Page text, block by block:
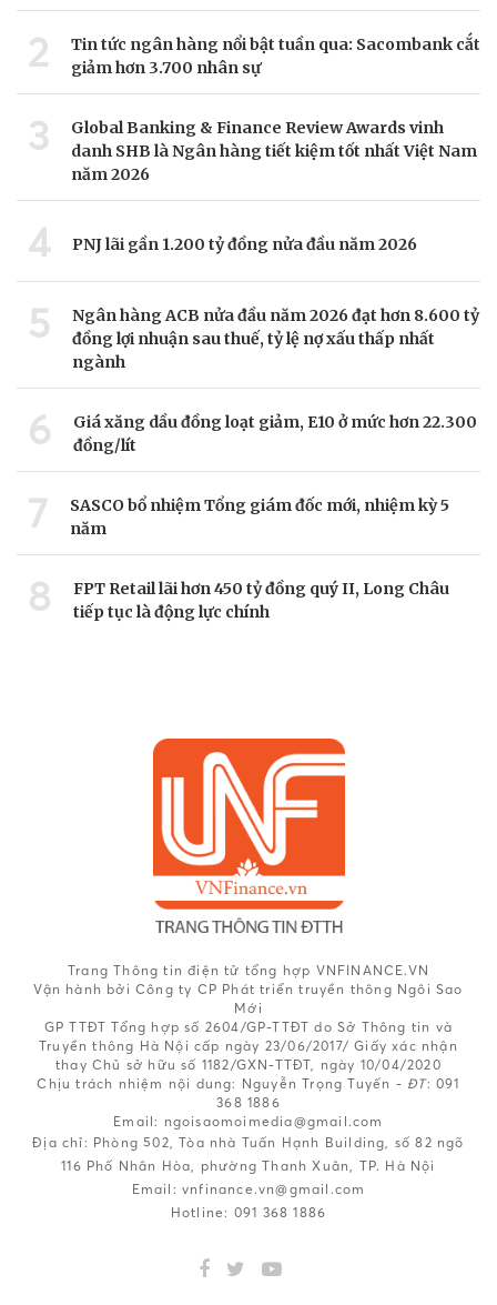
2
Tin tức ngân hàng nổi bật tuần qua: Sacombank cắt
giảm hơn 3.700 nhân sự
3
Global Banking & Finance Review Awards vinh
danh SHB là Ngân hàng tiết kiệm tốt nhất Việt Nam
năm 2026
4 PNJ lãi gần 1.200 tỷ đồng nửa đầu năm 2026
5
Ngân hàng ACB nửa đầu năm 2026 đạt hơn 8.600 tỷ
đồng lợi nhuận sau thuế, tỷ lệ nợ xấu thấp nhất
ngành
6
Giá xăng dầu đồng loạt giảm, E10 ở mức hơn 22.300
đồng/lít
7
SASCO bổ nhiệm Tổng giám đốc mới, nhiệm kỳ 5
năm
8
FPT Retail lãi hơn 450 tỷ đồng quý II, Long Châu
tiếp tục là động lực chính
Trang Thông tin điện tử tổng hợp VNFINANCE.VN
Vận hành bởi Công ty CP Phát triển truyền thông Ngôi Sao
Mới
GP TTĐT Tổng hợp số 2604/GP-TTĐT do Sở Thông tin và
Truyền thông Hà Nội cấp ngày 23/06/2017/ Giấy xác nhận
thay Chủ sở hữu số 1182/GXN-TTĐT, ngày 10/04/2020
Chịu trách nhiệm nội dung: Nguyễn Trọng Tuyến - ĐT: 091
368 1886
Email: ngoisaomoimedia@gmail.com
Địa chỉ: Phòng 502, Tòa nhà Tuấn Hạnh Building, số 82 ngõ
116 Phố Nhân Hòa, phường Thanh Xuân, TP. Hà Nội
Email: vnfinance.vn@gmail.com
Hotline: 091 368 1886